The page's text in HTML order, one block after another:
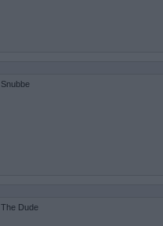
Snubbe
The Dude